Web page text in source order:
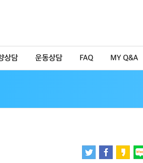
상담 운동상담 FAQ MY Q&A